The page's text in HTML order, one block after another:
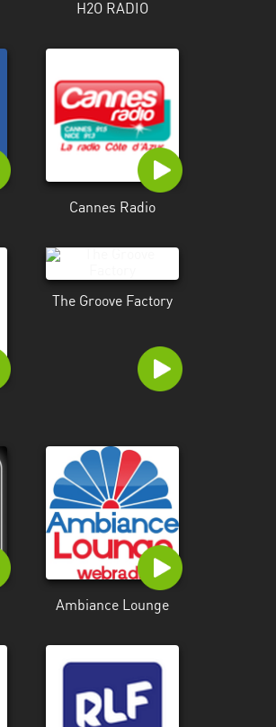
H2O RADIO
Cannes Radio
The Groove Factory
Ambiance Lounge